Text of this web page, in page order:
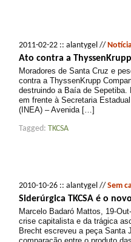
2011-02-22 :: alantygel //
Ato contra a
Moradores de Santa Cruz e
contra a ThyssenKrupp
destruindo a Baía de Sepetiba.
em frente à Secretaria
(INEA) – Avenida […]
Tagged: TKCSA
2010-10-26 :: alantygel // Sem
Siderúrgica TKCSA é o
Marcelo Badaró Mattos, 19-
crise capitalista e da trágica
Brecht escreveu a peça Santa